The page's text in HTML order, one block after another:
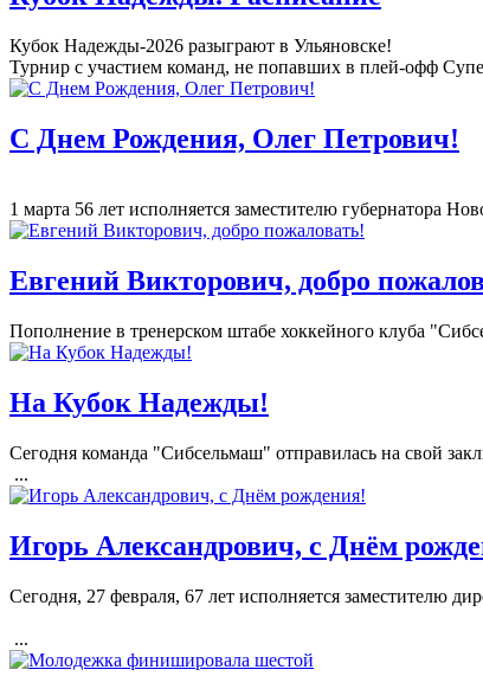
Кубок Надежды-2026 разыграют в Ульяновске!
Турнир с участием команд, не попавших в плей-офф
С Днем Рождения, Олег Петрович!
1 марта 56 лет исполняется заместителю губернатора
Евгений Викторович, добро
Пополнение в тренерском штабе хоккейного клуба
На Кубок Надежды!
Сегодня команда "Сибсельмаш" отправилась на свой
...
Игорь Александрович, с Днём
Сегодня, 27 февраля, 67 лет исполняется заместителю
...